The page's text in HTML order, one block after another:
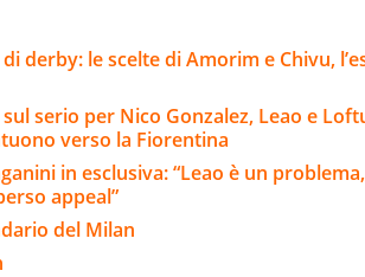
derby: le scelte di Amorim e Chivu,
serio per Nico Gonzalez, Leao e
verso la Fiorentina
in esclusiva: “Leao è un
appeal”
del Milan